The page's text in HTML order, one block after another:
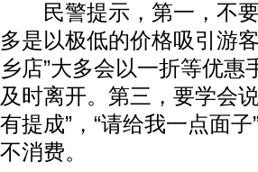
民警提示，第一，不要
多是以极低的价格吸引游
乡店”大多会以一折等优
及时离开。第三，要学会
有提成”，“请给我一点面
不消费。